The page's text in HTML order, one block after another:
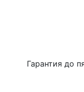
Гарантия до